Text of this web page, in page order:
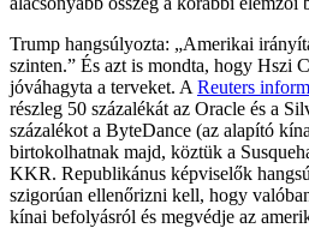
Trump hangsúlyozta: „Amerikai
szinten.” És azt is mondta, hogy Hszi
jóváhagyta a terveket. A Reuters
részleg 50 százalékát az Oracle és a
százalékot a ByteDance (az alapító
birtokolhatnak majd, köztük a
KKR. Republikánus képviselők
szigorúan ellenőrizni kell, hogy
kínai befolyásról és megvédje az